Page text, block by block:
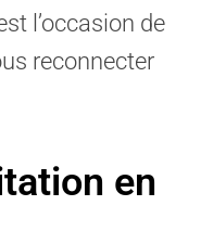
l’occasion de
reconnecter
en